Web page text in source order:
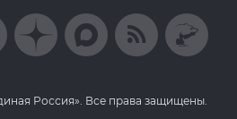
Россия». Все права защищены.